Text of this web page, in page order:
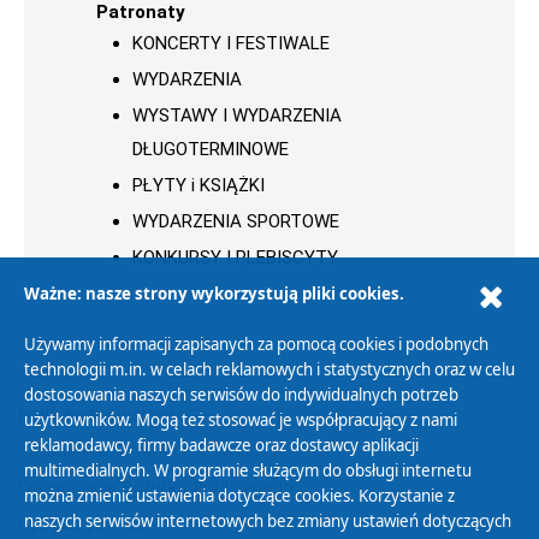
Patronaty
KONCERTY I FESTIWALE
WYDARZENIA
WYSTAWY I WYDARZENIA
DŁUGOTERMINOWE
PŁYTY i KSIĄŻKI
WYDARZENIA SPORTOWE
KONKURSY I PLEBISCYTY
Polityka Prywatności
Zasady korzystania z Serwisu
Organizacje Pożytku Publicznego
Cyfryzacja DAB+
Ważne: nasze strony wykorzystują pliki cookies.
Używamy informacji zapisanych za pomocą cookies i podobnych
technologii m.in. w celach reklamowych i statystycznych oraz w celu
dostosowania naszych serwisów do indywidualnych potrzeb
użytkowników. Mogą też stosować je współpracujący z nami
reklamodawcy, firmy badawcze oraz dostawcy aplikacji
multimedialnych. W programie służącym do obsługi internetu
można zmienić ustawienia dotyczące cookies. Korzystanie z
naszych serwisów internetowych bez zmiany ustawień dotyczących